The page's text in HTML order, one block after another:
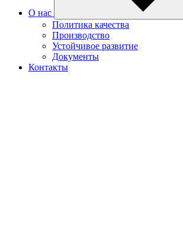
О нас
Политика качества
Производство
Устойчивое развитие
Документы
Контакты